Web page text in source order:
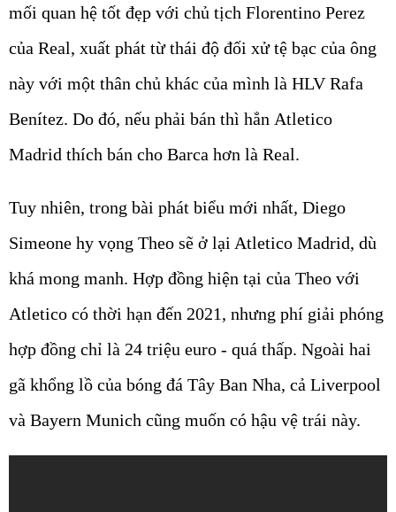
mối quan hệ tốt đẹp với chủ tịch Florentino Perez
của Real, xuất phát từ thái độ đối xử tệ bạc của ông
này với một thân chủ khác của mình là HLV Rafa
Benítez. Do đó, nếu phải bán thì hẳn Atletico
Madrid thích bán cho Barca hơn là Real.
Tuy nhiên, trong bài phát biểu mới nhất, Diego
Simeone hy vọng Theo sẽ ở lại Atletico Madrid, dù
khá mong manh. Hợp đồng hiện tại của Theo với
Atletico có thời hạn đến 2021, nhưng phí giải phóng
hợp đồng chỉ là 24 triệu euro - quá thấp. Ngoài hai
gã khổng lồ của bóng đá Tây Ban Nha, cả Liverpool
và Bayern Munich cũng muốn có hậu vệ trái này.